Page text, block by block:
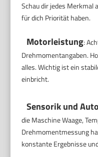
Schau dir jedes Merkmal
für dich Priorität haben.
Motorleistung:
Drehmomentangaben.
alles. Wichtig ist ein
einbricht.
Sensorik und
die Maschine Waage,
Drehmomentmessung
konstante Ergebnisse